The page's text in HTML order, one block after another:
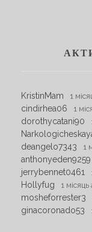
KristinMam 1
cindirhea06 1
dorothycatani90
deangelo7343 1
anthonyeden9259
jerrybennet0461
Hollyfug 1 місяць
mosheforrester3
ginacoronado53